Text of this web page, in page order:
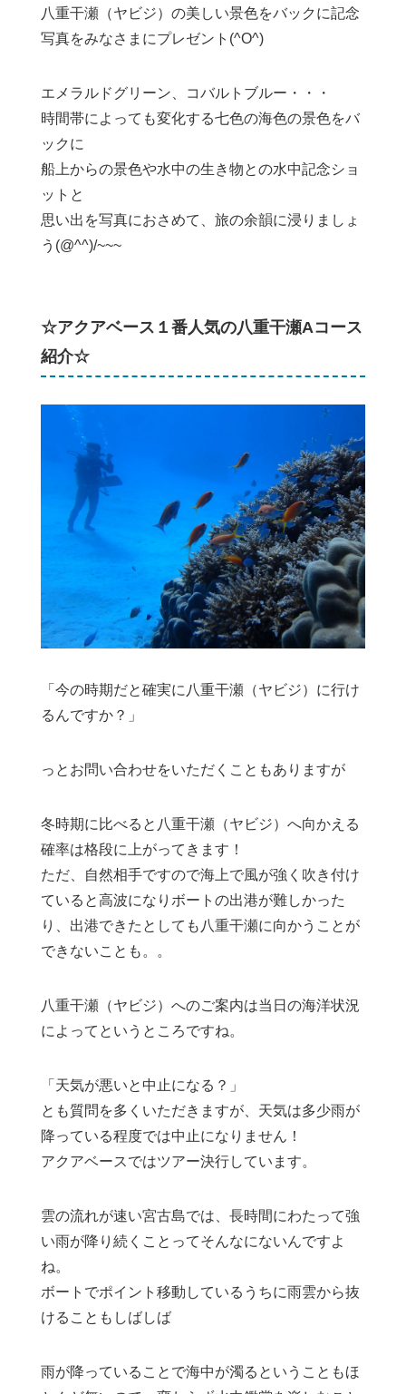
八重干瀬（ヤビジ）の美しい景色をバックに記念
写真をみなさまにプレゼント(^O^)
エメラルドグリーン、コバルトブルー・・・
時間帯によっても変化する七色の海色の景色をバ
ックに
船上からの景色や水中の生き物との水中記念ショ
ットと
思い出を写真におさめて、旅の余韻に浸りましょ
う(@^^)/~~~
☆アクアベース１番人気の八重干瀬Aコース
紹介☆
「今の時期だと確実に八重干瀬（ヤビジ）に行け
るんですか？」
っとお問い合わせをいただくこともありますが
冬時期に比べると八重干瀬（ヤビジ）へ向かえる
確率は格段に上がってきます！
ただ、自然相手ですので海上で風が強く吹き付け
ていると高波になりボートの出港が難しかった
り、出港できたとしても八重干瀬に向かうことが
できないことも。。
八重干瀬（ヤビジ）へのご案内は当日の海洋状況
によってというところですね。
「天気が悪いと中止になる？」
とも質問を多くいただきますが、天気は多少雨が
降っている程度では中止になりません！
アクアベースではツアー決行しています。
雲の流れが速い宮古島では、長時間にわたって強
い雨が降り続くことってそんなにないんですよ
ね。
ボートでポイント移動しているうちに雨雲から抜
けることもしばしば
雨が降っていることで海中が濁るということもほ